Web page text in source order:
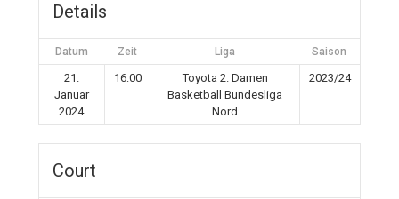
Details
Datum Zeit Liga Saison
21.
Januar
2024
16:00
Toyota 2. Damen
Basketball Bundesliga
Nord
2023/24
Court